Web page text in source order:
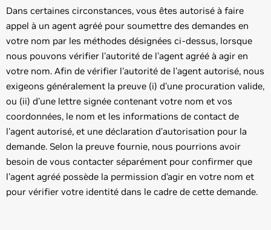
Dans certaines circonstances, vous êtes autorisé à faire
appel à un agent agréé pour soumettre des demandes en
votre nom par les méthodes désignées ci-dessus, lorsque
nous pouvons vérifier l'autorité de l'agent agréé à agir en
votre nom. Afin de vérifier l'autorité de l'agent autorisé, nous
exigeons généralement la preuve (i) d'une procuration valide,
ou (ii) d'une lettre signée contenant votre nom et vos
coordonnées, le nom et les informations de contact de
l'agent autorisé, et une déclaration d'autorisation pour la
demande. Selon la preuve fournie, nous pourrions avoir
besoin de vous contacter séparément pour confirmer que
l'agent agréé possède la permission d’agir en votre nom et
pour vérifier votre identité dans le cadre de cette demande.